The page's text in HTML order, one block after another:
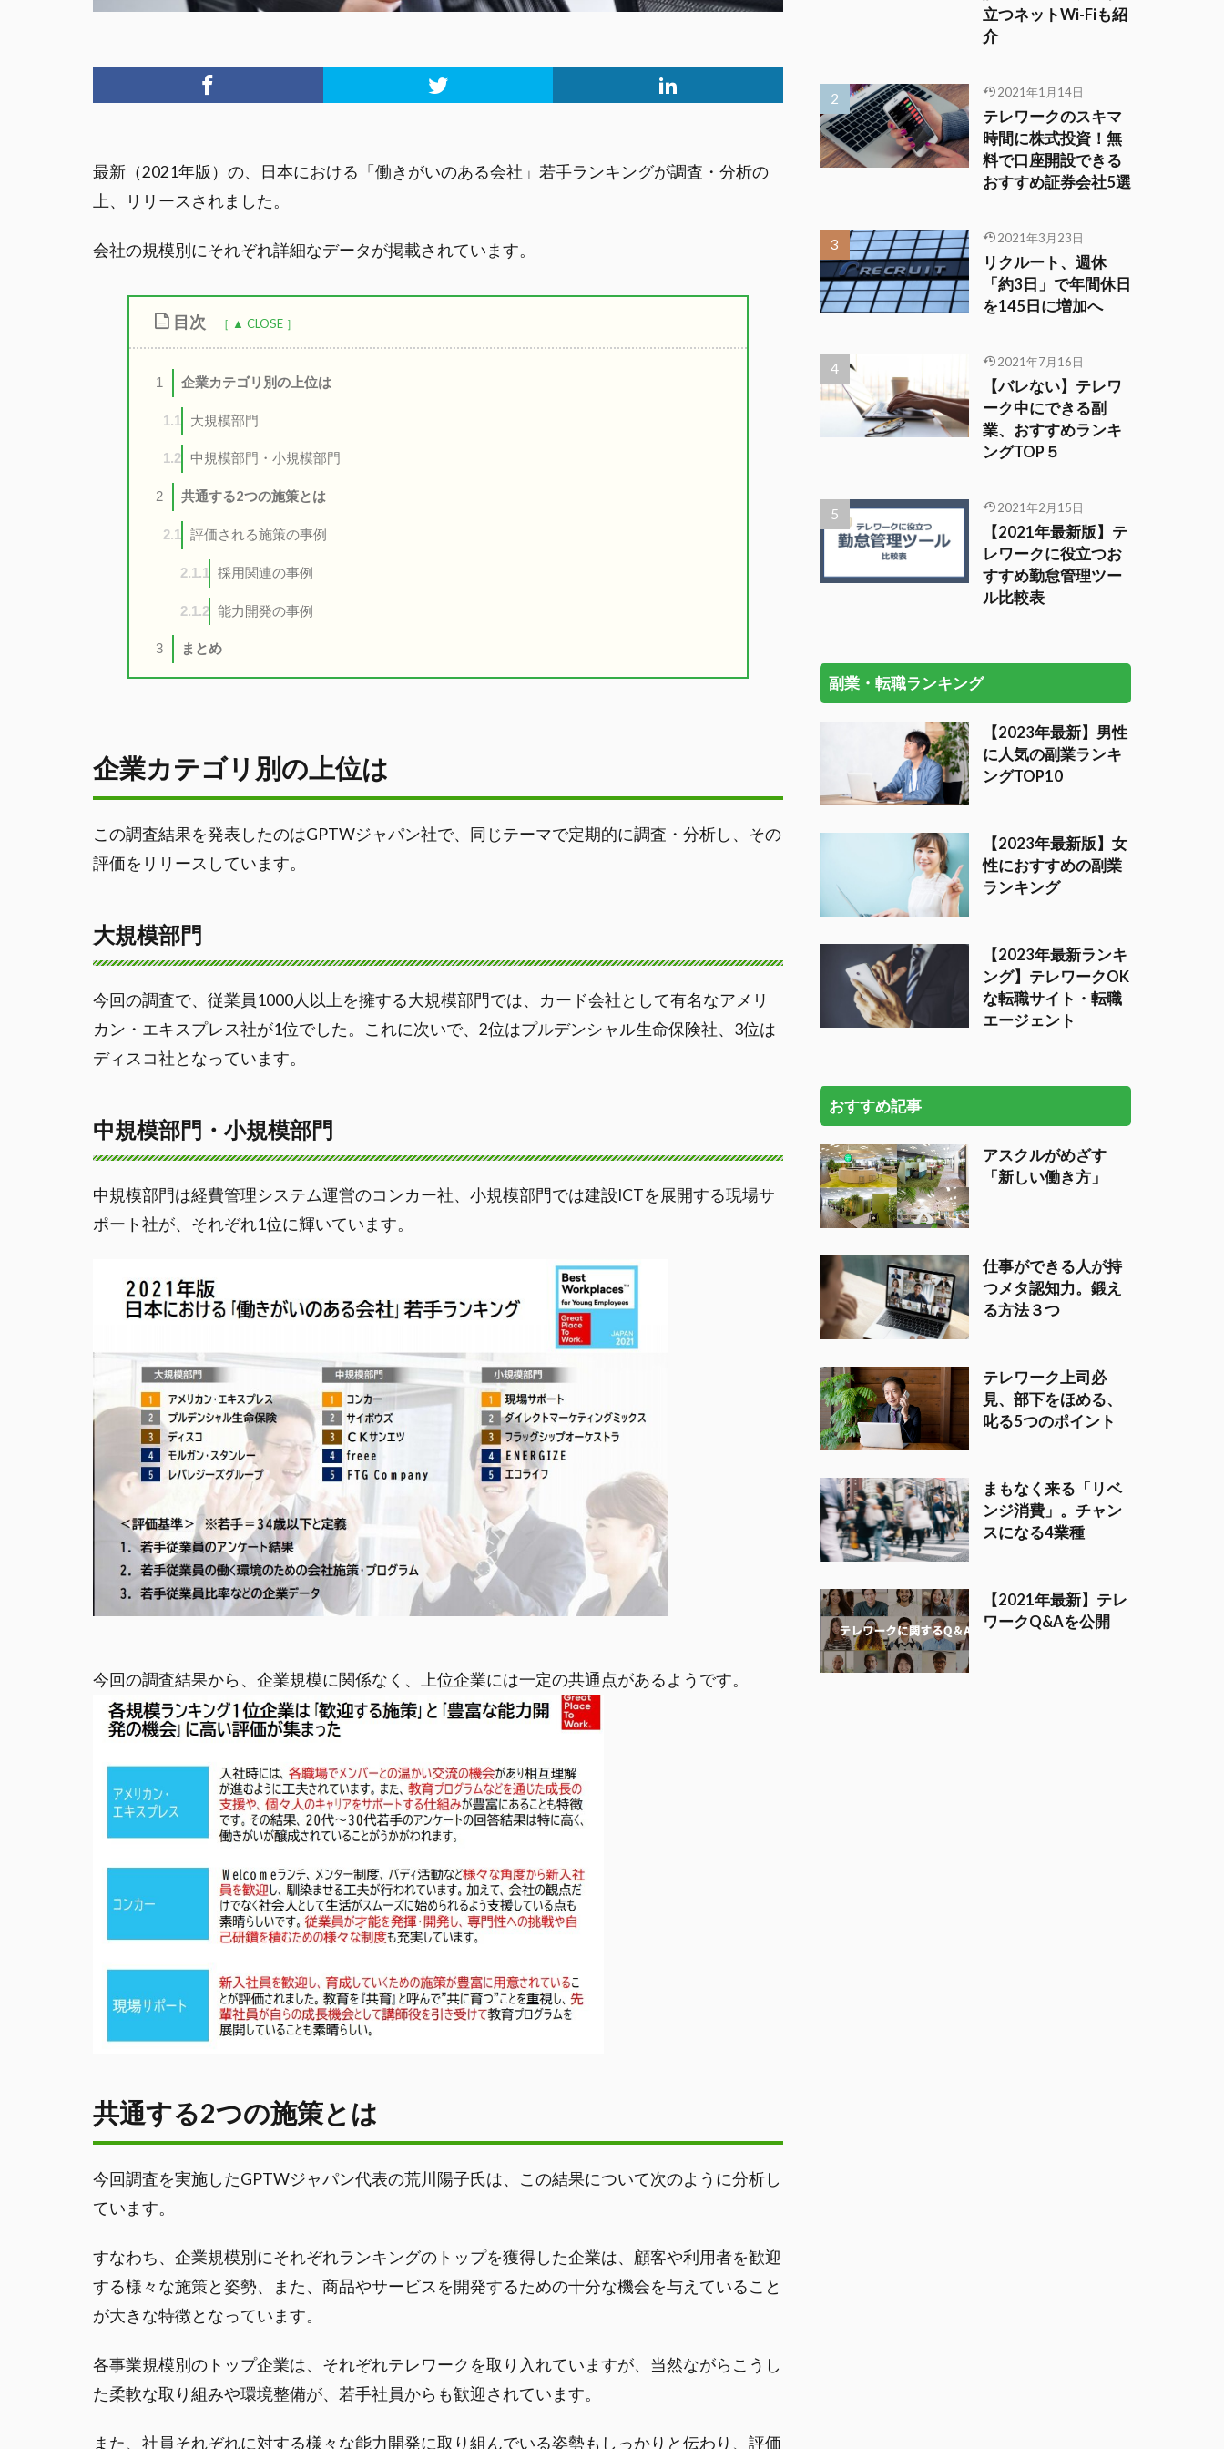
最新（2021年版）の、日本における「働きがいのある会社」若手ランキングが調査・分析の
上、リリースされました。
会社の規模別にそれぞれ詳細なデータが掲載されています。
目次
1 企業カテゴリ別の上位は
1.1 大規模部門
1.2 中規模部門・小規模部門
2 共通する2つの施策とは
2.1 評価される施策の事例
2.1.1 採用関連の事例
2.1.2 能力開発の事例
3 まとめ
企業カテゴリ別の上位は
この調査結果を発表したのはGPTWジャパン社で、同じテーマで定期的に調査・分析し、その
評価をリリースしています。
大規模部門
今回の調査で、従業員1000人以上を擁する大規模部門では、カード会社として有名なアメリ
カン・エキスプレス社が1位でした。これに次いで、2位はプルデンシャル生命保険社、3位は
ディスコ社となっています。
中規模部門・小規模部門
中規模部門は経費管理システム運営のコンカー社、小規模部門では建設ICTを展開する現場サ
ポート社が、それぞれ1位に輝いています。
今回の調査結果から、企業規模に関係なく、上位企業には一定の共通点があるようです。
共通する2つの施策とは
今回調査を実施したGPTWジャパン代表の荒川陽子氏は、この結果について次のように分析し
ています。
すなわち、企業規模別にそれぞれランキングのトップを獲得した企業は、顧客や利用者を歓迎
する様々な施策と姿勢、また、商品やサービスを開発するための十分な機会を与えていること
が大きな特徴となっています。
各事業規模別のトップ企業は、それぞれテレワークを取り入れていますが、当然ながらこうし
た柔軟な取り組みや環境整備が、若手社員からも歓迎されています。
また、社員それぞれに対する様々な能力開発に取り組んでいる姿勢もしっかりと伝わり、評価
立つネットWi-Fiも紹
介
2021年1月14日
テレワークのスキマ
時間に株式投資！無
料で口座開設できる
おすすめ証券会社5選
2021年3月23日
リクルート、週休
「約3日」で年間休日
を145日に増加へ
2021年7月16日
【バレない】テレワ
ーク中にできる副
業、おすすめランキ
ングTOP５
2021年2月15日
【2021年最新版】テ
レワークに役立つお
すすめ勤怠管理ツー
ル比較表
副業・転職ランキング
【2023年最新】男性
に人気の副業ランキ
ングTOP10
【2023年最新版】女
性におすすめの副業
ランキング
【2023年最新ランキ
ング】テレワークOK
な転職サイト・転職
エージェント
おすすめ記事
アスクルがめざす
「新しい働き方」
仕事ができる人が持
つメタ認知力。鍛え
る方法３つ
テレワーク上司必
見、部下をほめる、
叱る5つのポイント
まもなく来る「リベ
ンジ消費」。チャン
スになる4業種
【2021年最新】テレ
ワークQ&Aを公開